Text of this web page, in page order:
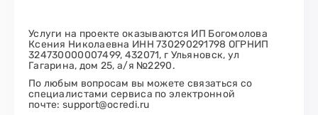
Услуги на проекте оказываются ИП Богомолова
Ксения Николаевна ИНН 730290291798 ОГРНИП
324730000007499, 432071, г Ульяновск, ул
Гагарина, дом 25, а/я №2290.
По любым вопросам вы можете связаться со
специалистами сервиса по электронной
почте: support@ocredi.ru